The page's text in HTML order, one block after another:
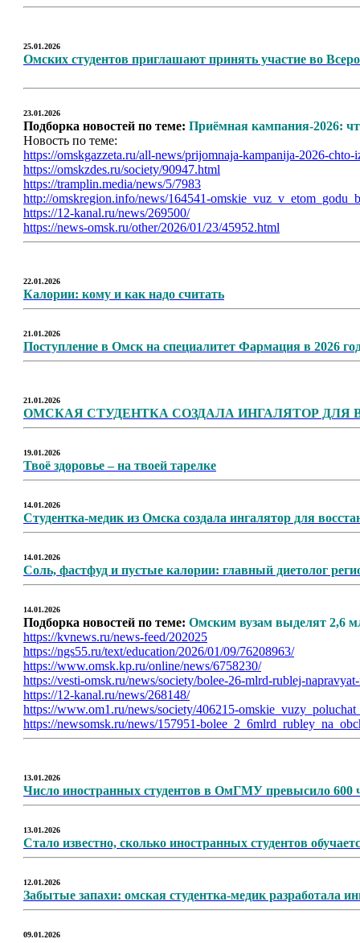
25.01.2026
Омских студентов приглашают принять участие во
23.01.2026
Подборка новостей по теме: Приёмная кампания-2026:
Новость по теме:
https://omskgazzeta.ru/all-news/prijomnaja-kampanija-2026-
https://omskzdes.ru/society/90947.html
https://tramplin.media/news/5/7983
http://omskregion.info/news/164541-
https://12-kanal.ru/news/269500/
https://news-omsk.ru/other/2026/01/23/45952.html
22.01.2026
Калории: кому и как надо считать
21.01.2026
Поступление в Омск на специалитет Фармация в 2026
21.01.2026
ОМСКАЯ СТУДЕНТКА СОЗДАЛА ИНГАЛЯТОР ДЛЯ
19.01.2026
Твоё здоровье – на твоей тарелке
14.01.2026
Студентка-медик из Омска создала ингалятор для
14.01.2026
Соль, фастфуд и пустые калории: главный диетолог
14.01.2026
Подборка новостей по теме: Омским вузам выделят 2,6
https://kvnews.ru/news-feed/202025
https://ngs55.ru/text/education/2026/01/09/76208963/
https://www.omsk.kp.ru/online/news/6758230/
https://vesti-omsk.ru/news/society/bolee-26-mlrd-rublej-
https://12-kanal.ru/news/268148/
https://www.om1.ru/news/society/406215-
https://newsomsk.ru/news/157951-
13.01.2026
Число иностранных студентов в ОмГМУ превысило 600
13.01.2026
Стало известно, сколько иностранных студентов
12.01.2026
Забытые запахи: омская студентка-медик разработала
09.01.2026